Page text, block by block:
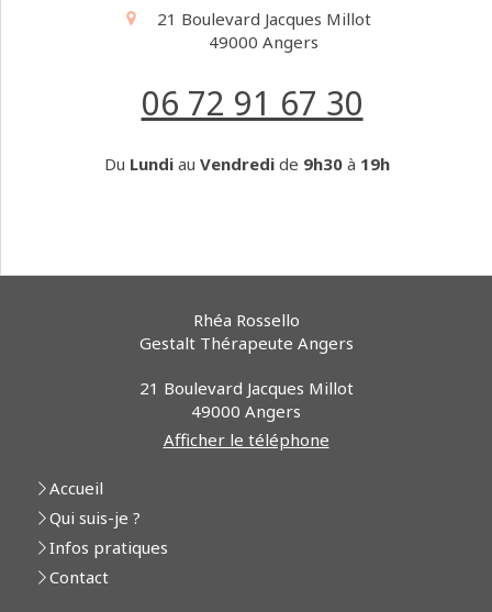
21 Boulevard Jacques Millot
49000 Angers
06 72 91 67 30
Du Lundiau Vendredide 9h30à 19h
Rhéa Rossello
Gestalt Thérapeute Angers
21 Boulevard Jacques Millot
49000 Angers
Afficher le téléphone
Accueil
Qui suis-je ?
Infos pratiques
Contact